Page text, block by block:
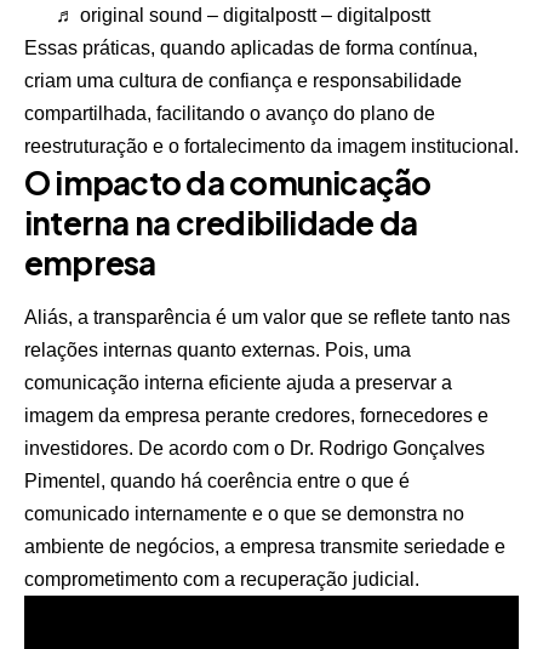
♬ original sound – digitalpostt – digitalpostt
Essas práticas, quando aplicadas de forma contínua,
criam uma cultura de confiança e responsabilidade
compartilhada, facilitando o avanço do plano de
reestruturação e o fortalecimento da imagem institucional.
O impacto da comunicação
interna na credibilidade da
empresa
Aliás, a transparência é um valor que se reflete tanto nas
relações internas quanto externas. Pois, uma
comunicação interna eficiente ajuda a preservar a
imagem da empresa perante credores, fornecedores e
investidores. De acordo com o Dr. Rodrigo Gonçalves
Pimentel, quando há coerência entre o que é
comunicado internamente e o que se demonstra no
ambiente de negócios, a empresa transmite seriedade e
comprometimento com a recuperação judicial.